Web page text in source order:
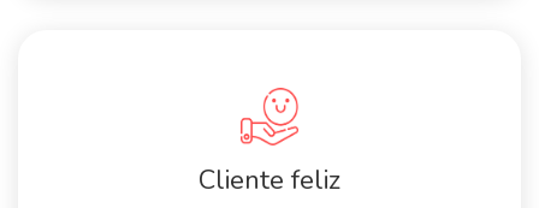
Cliente feliz